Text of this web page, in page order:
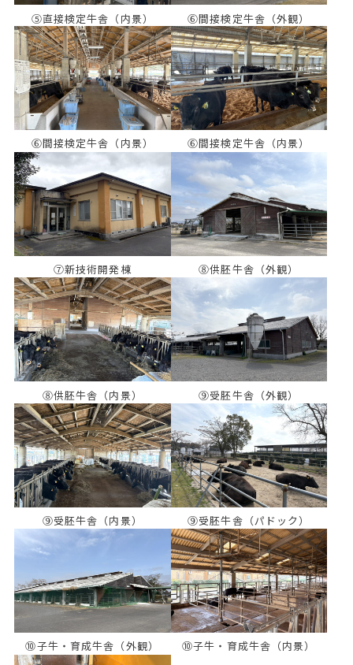
⑤直接検定牛舎（内景） ⑥間接検定牛舎（外観）
⑥間接検定牛舎（内景） ⑥間接検定牛舎（内景）
⑦新技術開発棟 ⑧供胚牛舎（外観）
⑧供胚牛舎（内景） ⑨受胚牛舎（外観）
⑨受胚牛舎（内景） ⑨受胚牛舎（パドック）
⑩子牛・育成牛舎（外観） ⑩子牛・育成牛舎（内景）